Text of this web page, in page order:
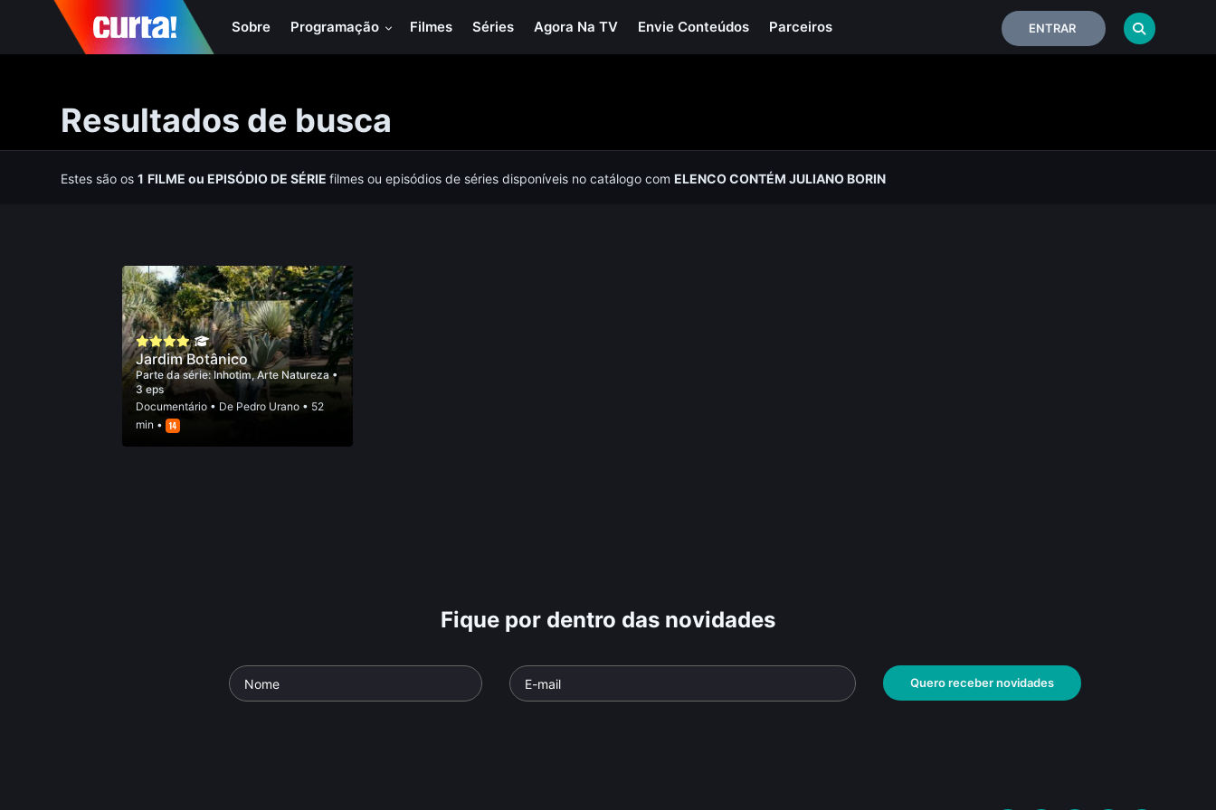
Sobre Programação Filmes Séries Agora Na TV Envie Conteúdos Parceiros ENTRAR
Resultados de busca
Estes são os1 FILMEou EPISÓDIO DE SÉRIEfilmes ou episódios de séries disponíveis no catálogo comELENCO CONTÉM JULIANO BORIN
Jardim Botânico
Parte da série:Inhotim, Arte Natureza•
3 eps
Documentário• De Pedro Urano• 52
min •
Fique por dentro das novidades
Quero receber novidades